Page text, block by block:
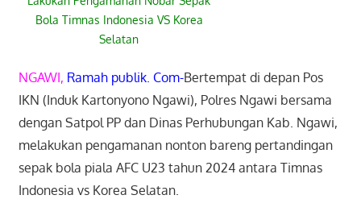
Bola Timnas Indonesia VS Korea
Selatan
NGAWI, Ramah publik. Com-Bertempat di depan Pos
IKN (Induk Kartonyono Ngawi), Polres Ngawi bersama
dengan Satpol PP dan Dinas Perhubungan Kab. Ngawi,
melakukan pengamanan nonton bareng pertandingan
sepak bola piala AFC U23 tahun 2024 antara Timnas
Indonesia vs Korea Selatan.